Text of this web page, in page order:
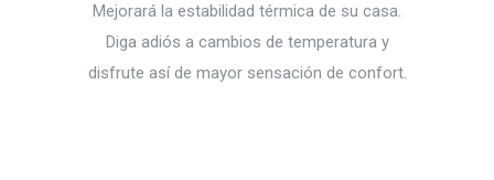
Mejorará la estabilidad térmica de su casa.
Diga adiós a cambios de temperatura y
disfrute así de mayor sensación de confort.